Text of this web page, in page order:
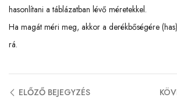
hasonlítani a táblázatban lévő méretekkel.
Ha magát méri meg, akkor a derékbőségére
rá.
ELŐZŐ BEJEGYZÉS